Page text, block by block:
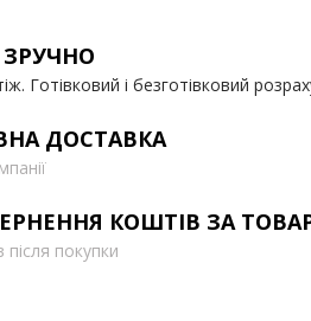
ЗРУЧНО
Готівковий і безготівковий
ДОСТАВКА
КОШТІВ ЗА
покупки